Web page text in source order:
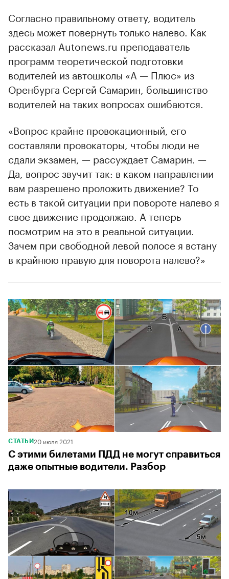
Согласно правильному ответу, водитель
здесь может повернуть только налево. Как
рассказал Autonews.ru преподаватель
программ теоретической подготовки
водителей из автошколы «А — Плюс» из
Оренбурга Сергей Самарин, большинство
водителей на таких вопросах ошибаются.
«Вопрос крайне провокационный, его
составляли провокаторы, чтобы люди не
сдали экзамен, — рассуждает Самарин. —
Да, вопрос звучит так: в каком направлении
вам разрешено проложить движение? То
есть в такой ситуации при повороте налево я
свое движение продолжаю. А теперь
посмотрим на это в реальной ситуации.
Зачем при свободной левой полосе я встану
в крайнюю правую для поворота налево?»
СТАТЬИ20 июля 2021
С этими билетами ПДД не могут справиться
даже опытные водители. Разбор